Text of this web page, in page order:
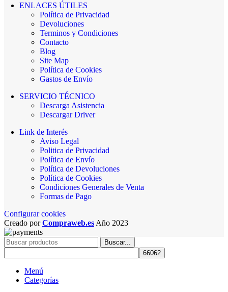
ENLACES ÚTILES
Política de Privacidad
Devoluciones
Terminos y Condiciones
Contacto
Blog
Site Map
Política de Cookies
Gastos de Envío
SERVICIO TÉCNICO
Descarga Asistencia
Descargar Driver
Link de Interés
Aviso Legal
Politica de Privacidad
Política de Envío
Política de Devoluciones
Política de Cookies
Condiciones Generales de Venta
Formas de Pago
Configurar cookies
Creado porCompraweb.es Año 2023
Buscar...
Menú
Categorías